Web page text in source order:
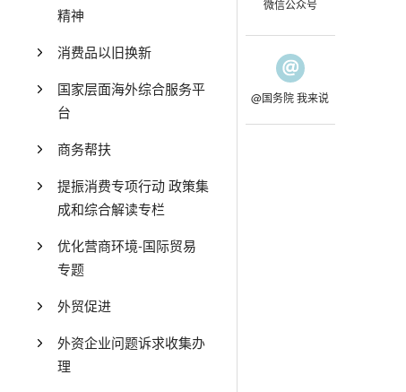
精神
消费品以旧换新
国家层面海外综合服务平
台
商务帮扶
提振消费专项行动 政策集
成和综合解读专栏
优化营商环境-国际贸易
专题
外贸促进
外资企业问题诉求收集办
理
微信公众号
@国务院 我来说